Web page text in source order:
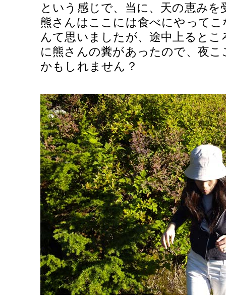
という感じで、当に、天の恵み
熊さんはここには食べにやって
んて思いましたが、途中上るとこ
に熊さんの糞があったので、夜
かもしれません？